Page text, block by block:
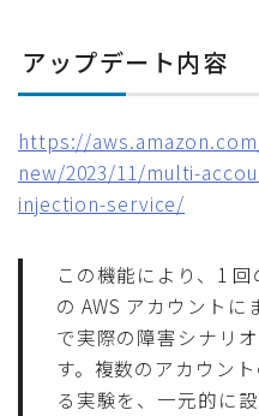
アップデート内容
https://
new/2023/11/multi-
injection-service/
この機能により、1
の AWS アカウント
で実際の障害シナリ
す。複数のアカウン
る実験を、一元的に